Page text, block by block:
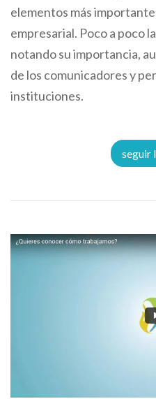
elementos más
empresarial. Poco a poco
notando su importancia,
de los comunicadores y
instituciones.
seguir